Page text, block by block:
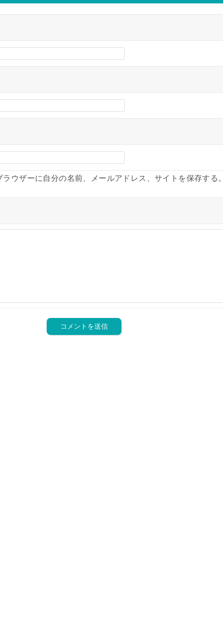
ウザーに自分の名前、メールアドレス、サイトを保存する。